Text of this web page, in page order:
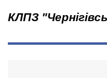
КЛПЗ